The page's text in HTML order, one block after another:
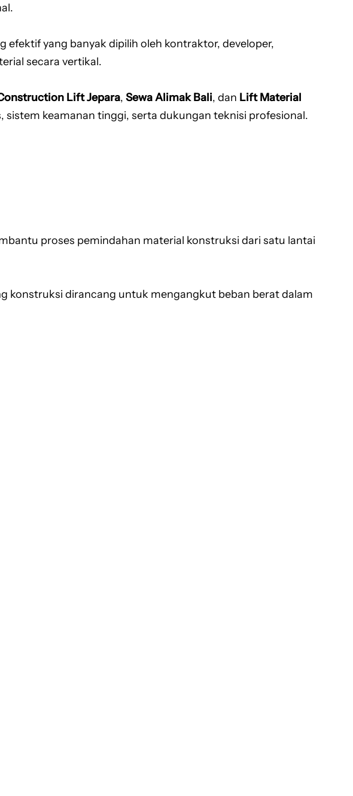
efektif yang banyak dipilih oleh kontraktor, developer,
secara vertikal.
Lift Jepara, Sewa Alimak Bali, dan Lift Material
keamanan tinggi, serta dukungan teknisi profesional.
proses pemindahan material konstruksi dari satu lantai
konstruksi dirancang untuk mengangkut beban berat dalam